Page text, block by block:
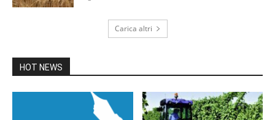
Carica altri
HOT NEWS